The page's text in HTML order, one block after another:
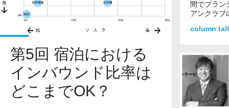
間でブラン
アンクラブ
column
第5回 宿泊における
インバウンド比率は
どこまでOK？